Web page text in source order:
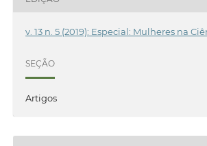
v. 13 n. 5 (2019): Especial: Mulheres na
SEÇÃO
Artigos